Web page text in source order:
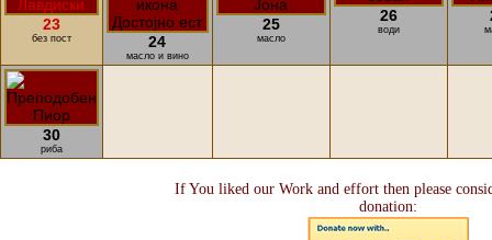
23
без пост 24
масло и вино
25
масло
26
води
30
риба
If You liked our Work and effort then please
donation: